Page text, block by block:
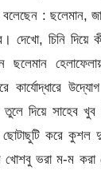
বলেছেন : ছলেমান,
দেখো, চিনি দিয়ে
কার্যোদ্ধারে
তুলে দিয়ে সাহেব খুব
করে কুশল
খোশবু ভরা ম-ম